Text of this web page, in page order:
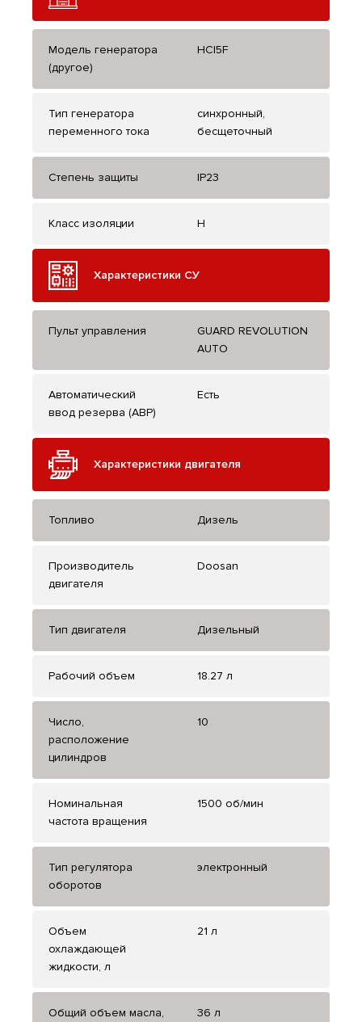
Модель генератора
(другое)
HCI5F
Тип генератора
переменного тока
синхронный,
бесщеточный
Степень защиты IP23
Класс изоляции H
Характеристики СУ
Пульт управления
GUARD REVOLUTION
AUTO
Автоматический
ввод резерва (АВР)
Есть
Характеристики двигателя
Топливо Дизель
Производитель
двигателя
Doosan
Тип двигателя Дизельный
Рабочий объем 18.27 л
Число,
расположение
цилиндров
10
Номинальная
частота вращения
1500 об/мин
Тип регулятора
оборотов
электронный
Объем
охлаждающей
жидкости, л
21 л
Общий объем масла,
36 л